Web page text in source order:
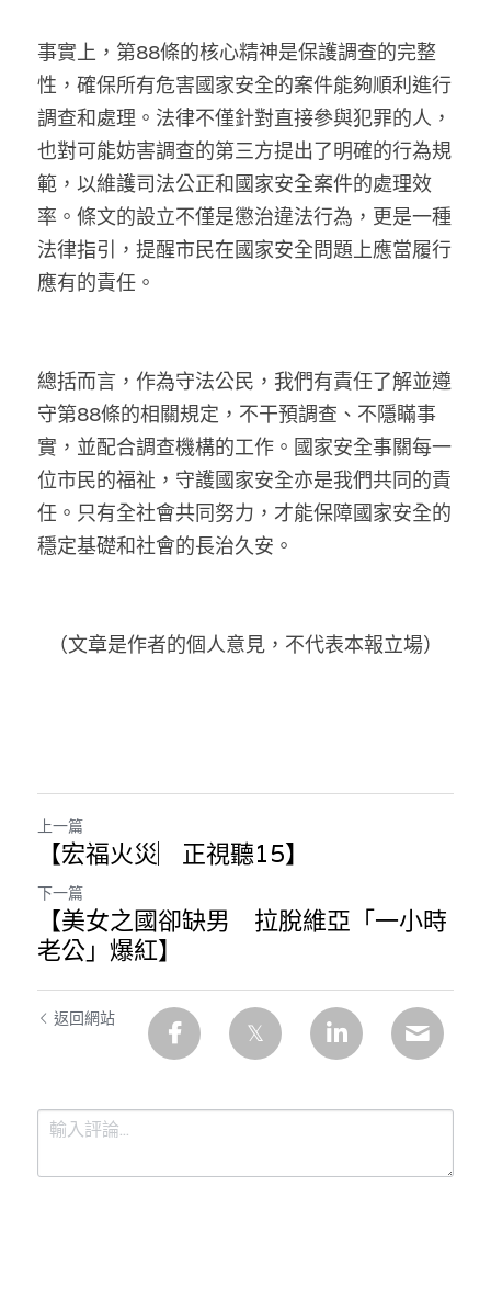
事實上，第88條的核心精神是保護調查的完整
性，確保所有危害國家安全的案件能夠順利進行
調查和處理。法律不僅針對直接參與犯罪的人，
也對可能妨害調查的第三方提出了明確的行為規
範，以維護司法公正和國家安全案件的處理效
率。條文的設立不僅是懲治違法行為，更是一種
法律指引，提醒市民在國家安全問題上應當履行
應有的責任。
總括而言，作為守法公民，我們有責任了解並遵
守第88條的相關規定，不干預調查、不隱瞞事
實，並配合調查機構的工作。國家安全事關每一
位市民的福祉，守護國家安全亦是我們共同的責
任。只有全社會共同努力，才能保障國家安全的
穩定基礎和社會的長治久安。
（文章是作者的個人意見，不代表本報立場）
上一篇
【宏福火災︳正視聽15】
下一篇
【美女之國卻缺男 拉脫維亞「一小時
老公」爆紅】
返回網站